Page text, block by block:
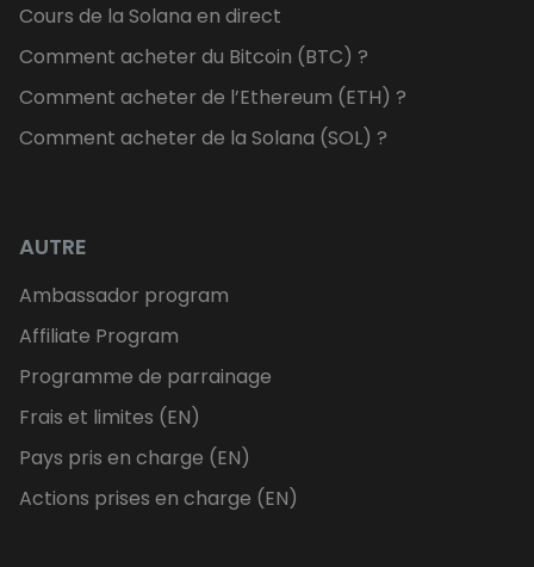
Cours de la Solana en direct
Comment acheter du Bitcoin (BTC) ?
Comment acheter de l’Ethereum (ETH) ?
Comment acheter de la Solana (SOL) ?
AUTRE
Ambassador program
Affiliate Program
Programme de parrainage
Frais et limites (EN)
Pays pris en charge (EN)
Actions prises en charge (EN)